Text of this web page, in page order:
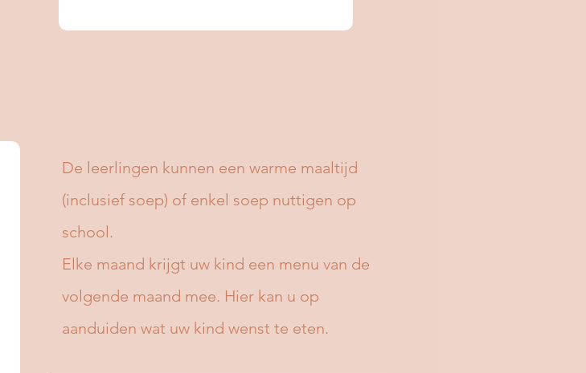
De leerlingen kunnen een warme maaltijd
(inclusief soep) of enkel soep nuttigen op
school.
Elke maand krijgt uw kind een menu van de
volgende maand mee. Hier kan u op
aanduiden wat uw kind wenst te eten.